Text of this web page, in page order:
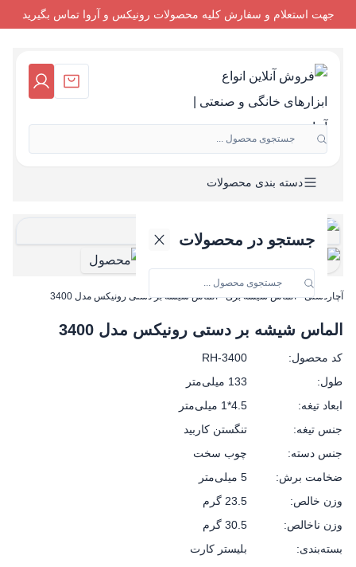
جهت استعلام و سفارش کلیه محصولات رونیکس و آروا تماس بگیرید
جستجوی محصول ...
جستجو در محصولات
دسته بندی محصولات
آچاردستی-الماس شیشه بری-الماس شیشه بر دستی رونیکس مدل 3400
الماس شیشه بر دستی رونیکس مدل 3400
کد محصول:
RH-3400
طول:
133 میلی‌متر
ابعاد تیغه:
4.5*1 میلی‌متر
جنس تیغه:
تنگستن کاربید
جنس دسته:
چوب سخت
ضخامت برش:
5 میلی‌متر
وزن خالص:
23.5 گرم
وزن ناخالص:
30.5 گرم
بسته‌بندی:
بلیستر کارت